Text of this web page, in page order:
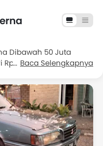
Dibawah 50 Juta
40 Juta. Dapatkan
dengan informasi
Pilih dari 1 Mitsubishi
di Indonesia
Bekas Eterna
Baca Selengkapnya